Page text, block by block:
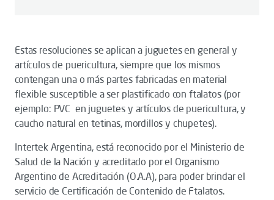
Estas resoluciones se aplican a juguetes en general y
artículos de puericultura, siempre que los mismos
contengan una o más partes fabricadas en material
flexible susceptible a ser plastificado con ftalatos (por
ejemplo: PVC en juguetes y artículos de puericultura, y
caucho natural en tetinas, mordillos y chupetes).
Intertek Argentina, está reconocido por el Ministerio de
Salud de la Nación y acreditado por el Organismo
Argentino de Acreditación (O.A.A), para poder brindar el
servicio de Certificación de Contenido de Ftalatos.